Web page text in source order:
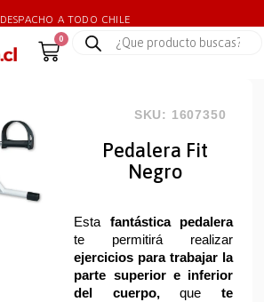
DESPACHO A TODO CHILE
0
SKU: 1607350
Pedalera Fit
Negro
Esta fantástica pedalera
te permitirá realizar
ejercicios para trabajar la
parte superior e inferior
del cuerpo,que te